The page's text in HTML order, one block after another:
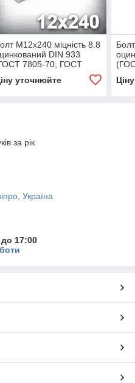
М12х240 міцність 8.8
DIN 933
7805-70, ГОСТ
уточнюйте
за рік
Україна
17:00